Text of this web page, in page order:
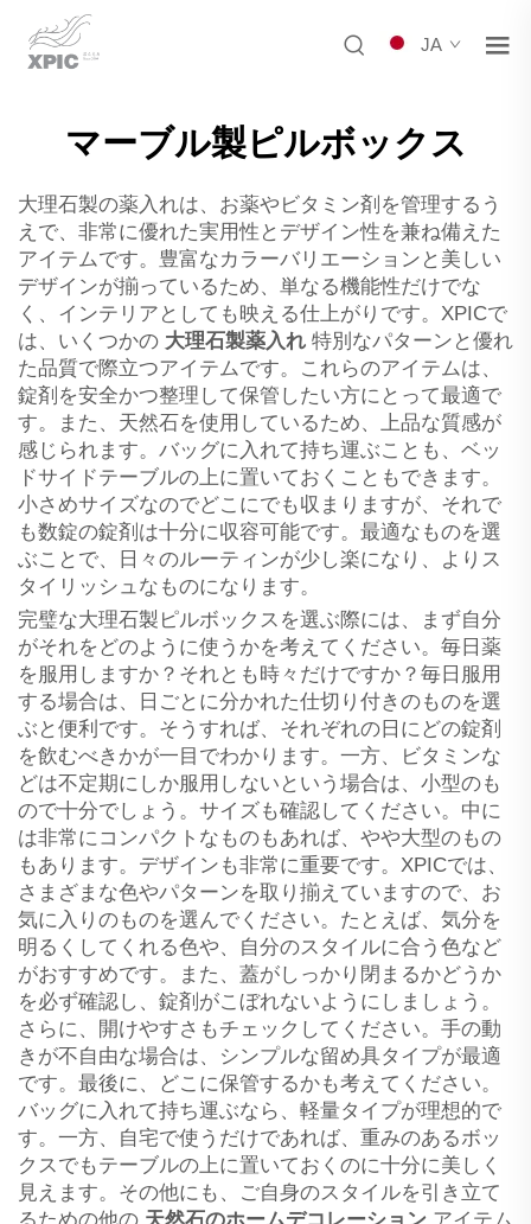
JA
マーブル製ピルボックス
大理石製の薬入れは、お薬やビタミン剤を管理するう
えで、非常に優れた実用性とデザイン性を兼ね備えた
アイテムです。豊富なカラーバリエーションと美しい
デザインが揃っているため、単なる機能性だけでな
く、インテリアとしても映える仕上がりです。XPICで
は、いくつかの 大理石製薬入れ 特別なパターンと優れ
た品質で際立つアイテムです。これらのアイテムは、
錠剤を安全かつ整理して保管したい方にとって最適で
す。また、天然石を使用しているため、上品な質感が
感じられます。バッグに入れて持ち運ぶことも、ベッ
ドサイドテーブルの上に置いておくこともできます。
小さめサイズなのでどこにでも収まりますが、それで
も数錠の錠剤は十分に収容可能です。最適なものを選
ぶことで、日々のルーティンが少し楽になり、よりス
タイリッシュなものになります。
完璧な大理石製ピルボックスを選ぶ際には、まず自分
がそれをどのように使うかを考えてください。毎日薬
を服用しますか？それとも時々だけですか？毎日服用
する場合は、日ごとに分かれた仕切り付きのものを選
ぶと便利です。そうすれば、それぞれの日にどの錠剤
を飲むべきかが一目でわかります。一方、ビタミンな
どは不定期にしか服用しないという場合は、小型のも
ので十分でしょう。サイズも確認してください。中に
は非常にコンパクトなものもあれば、やや大型のもの
もあります。デザインも非常に重要です。XPICでは、
さまざまな色やパターンを取り揃えていますので、お
気に入りのものを選んでください。たとえば、気分を
明るくしてくれる色や、自分のスタイルに合う色など
がおすすめです。また、蓋がしっかり閉まるかどうか
を必ず確認し、錠剤がこぼれないようにしましょう。
さらに、開けやすさもチェックしてください。手の動
きが不自由な場合は、シンプルな留め具タイプが最適
です。最後に、どこに保管するかも考えてください。
バッグに入れて持ち運ぶなら、軽量タイプが理想的で
す。一方、自宅で使うだけであれば、重みのあるボッ
クスでもテーブルの上に置いておくのに十分に美しく
見えます。その他にも、ご自身のスタイルを引き立て